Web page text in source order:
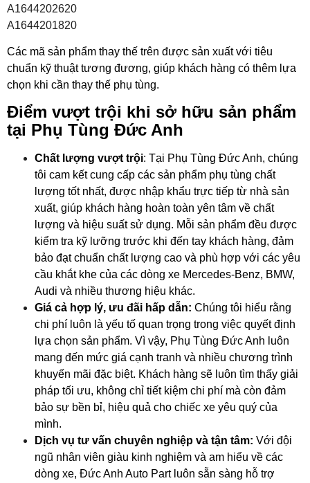
A1644202620
A1644201820
Các mã sản phẩm thay thế trên được sản xuất với tiêu
chuẩn kỹ thuật tương đương, giúp khách hàng có thêm lựa
chọn khi cần thay thế phụ tùng.
Điểm vượt trội khi sở hữu sản phẩm
tại Phụ Tùng Đức Anh
Chất lượng vượt trội: Tại Phụ Tùng Đức Anh, chúng
tôi cam kết cung cấp các sản phẩm phụ tùng chất
lượng tốt nhất, được nhập khẩu trực tiếp từ nhà sản
xuất, giúp khách hàng hoàn toàn yên tâm về chất
lượng và hiệu suất sử dụng. Mỗi sản phẩm đều được
kiểm tra kỹ lưỡng trước khi đến tay khách hàng, đảm
bảo đạt chuẩn chất lượng cao và phù hợp với các yêu
cầu khắt khe của các dòng xe Mercedes-Benz, BMW,
Audi và nhiều thương hiệu khác.
Giá cả hợp lý, ưu đãi hấp dẫn: Chúng tôi hiểu rằng
chi phí luôn là yếu tố quan trọng trong việc quyết định
lựa chọn sản phẩm. Vì vậy, Phụ Tùng Đức Anh luôn
mang đến mức giá cạnh tranh và nhiều chương trình
khuyến mãi đặc biệt. Khách hàng sẽ luôn tìm thấy giải
pháp tối ưu, không chỉ tiết kiệm chi phí mà còn đảm
bảo sự bền bỉ, hiệu quả cho chiếc xe yêu quý của
mình.
Dịch vụ tư vấn chuyên nghiệp và tận tâm: Với đội
ngũ nhân viên giàu kinh nghiệm và am hiểu về các
dòng xe, Đức Anh Auto Part luôn sẵn sàng hỗ trợ